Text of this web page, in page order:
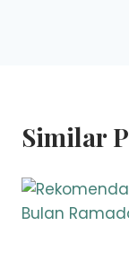
Similar